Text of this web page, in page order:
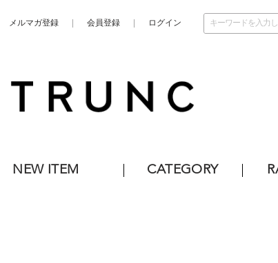
メルマガ登録 会員登録 ログイン
NEW ITEM CATEGORY